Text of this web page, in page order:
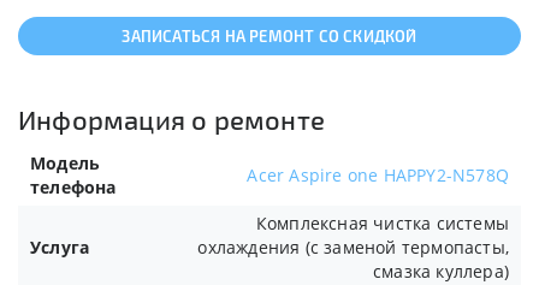
ЗАПИСАТЬСЯ НА РЕМОНТ СО СКИДКОЙ
Информация о ремонте
Модель
телефона
Acer Aspire one HAPPY2-N578Q
Услуга
Комплексная чистка системы
охлаждения (с заменой термопасты,
смазка куллера)